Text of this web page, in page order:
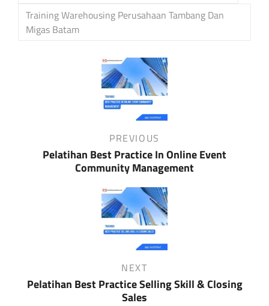
Training Warehousing Perusahaan Tambang Dan
Migas Batam
PREVIOUS
Pelatihan Best Practice In Online Event
Community Management
Post
NEXT
Pelatihan Best Practice Selling Skill & Closing
Sales